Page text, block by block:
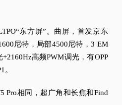
东方屏”。 曲屏，首发京东
尼特，局部4500尼特，3 EM
+2160Hz高频PWM调光，有OPP
。
Pro相同，超广角和长焦和Find